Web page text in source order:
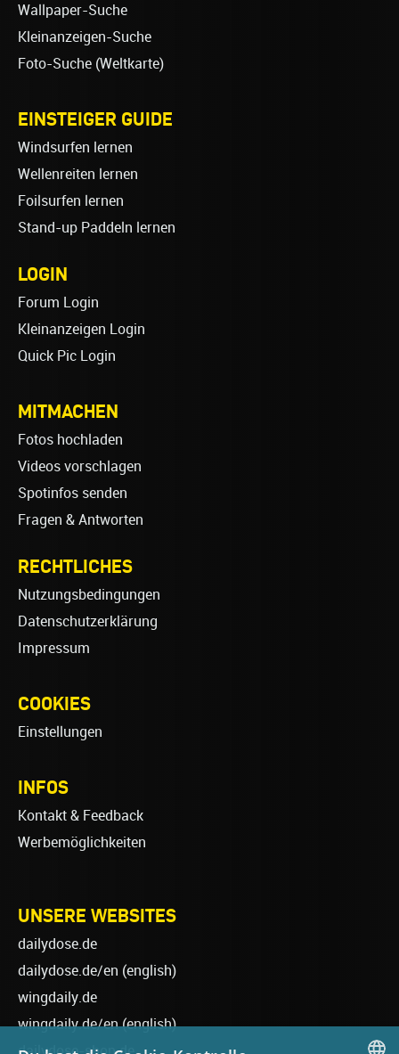
Wallpaper-Suche
Kleinanzeigen-Suche
Foto-Suche (Weltkarte)
EINSTEIGER GUIDE
Windsurfen lernen
Wellenreiten lernen
Foilsurfen lernen
Stand-up Paddeln lernen
LOGIN
Forum Login
Kleinanzeigen Login
Quick Pic Login
MITMACHEN
Fotos hochladen
Videos vorschlagen
Spotinfos senden
Fragen & Antworten
RECHTLICHES
Nutzungsbedingungen
Datenschutzerklärung
Impressum
COOKIES
Einstellungen
INFOS
Kontakt & Feedback
Werbemöglichkeiten
UNSERE WEBSITES
dailydose.de
dailydose.de/en (english)
wingdaily.de
wingdaily.de/en(english)